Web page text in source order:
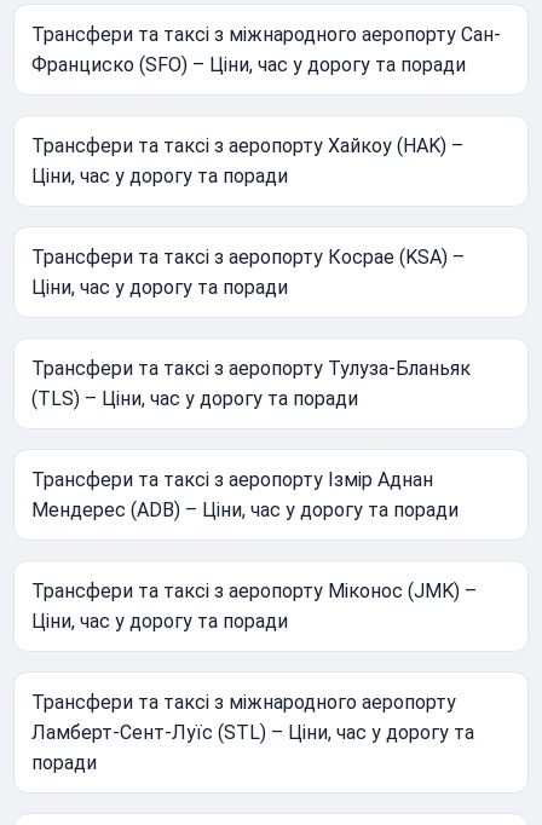
Трансфери та таксі з міжнародного аеропорту Сан-
Франциско (SFO) – Ціни, час у дорогу та поради
Трансфери та таксі з аеропорту Хайкоу (HAK) –
Ціни, час у дорогу та поради
Трансфери та таксі з аеропорту Косрае (KSA) –
Ціни, час у дорогу та поради
Трансфери та таксі з аеропорту Тулуза-Бланьяк
(TLS) – Ціни, час у дорогу та поради
Трансфери та таксі з аеропорту Ізмір Аднан
Мендерес (ADB) – Ціни, час у дорогу та поради
Трансфери та таксі з аеропорту Міконос (JMK) –
Ціни, час у дорогу та поради
Трансфери та таксі з міжнародного аеропорту
Ламберт-Сент-Луїс (STL) – Ціни, час у дорогу та
поради